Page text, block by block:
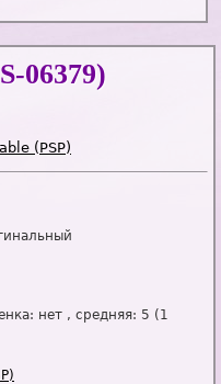
06379)
(PSP)
нет , средняя: 5 ( 1